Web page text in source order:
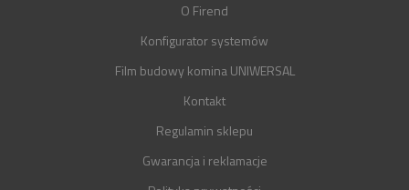
O Firend
Konfigurator systemów
Film budowy komina UNIWERSAL
Kontakt
Regulamin sklepu
Gwarancja i reklamacje